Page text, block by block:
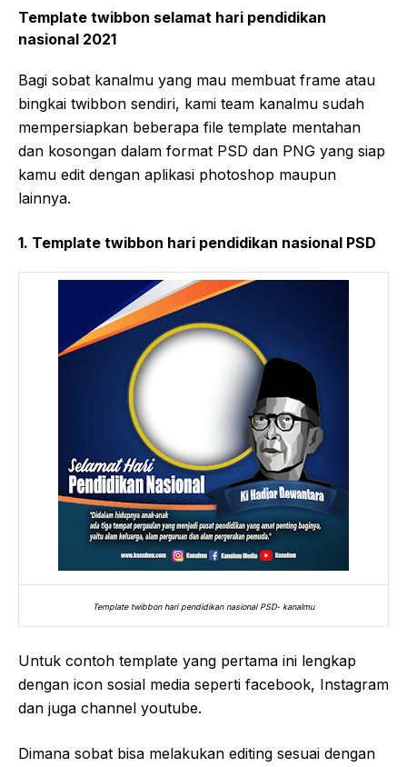
Template twibbon selamat hari pendidikan
nasional 2021
Bagi sobat kanalmu yang mau membuat frame atau
bingkai twibbon sendiri, kami team kanalmu sudah
mempersiapkan beberapa file template mentahan
dan kosongan dalam format PSD dan PNG yang siap
kamu edit dengan aplikasi photoshop maupun
lainnya.
1. Template twibbon hari pendidikan nasional PSD
Template twibbon hari pendidikan nasional PSD- kanalmu
Untuk contoh template yang pertama ini lengkap
dengan icon sosial media seperti facebook, Instagram
dan juga channel youtube.
Dimana sobat bisa melakukan editing sesuai dengan